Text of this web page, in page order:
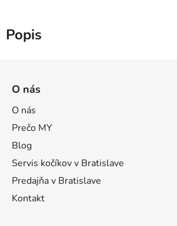
Popis
O nás
O nás
Prečo MY
Blog
Servis kočíkov v Bratislave
Predajňa v Bratislave
Kontakt